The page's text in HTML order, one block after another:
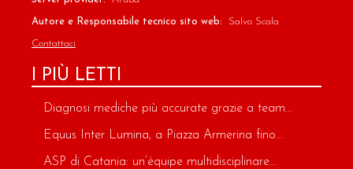
Autore e Responsabile tecnico sito web: Salvo Scala
Contattaci
I PIÙ LETTI
Diagnosi mediche più accurate grazie a team...
Equus Inter Lumina, a Piazza Armerina fino...
ASP di Catania: un’équipe multidisciplinare...